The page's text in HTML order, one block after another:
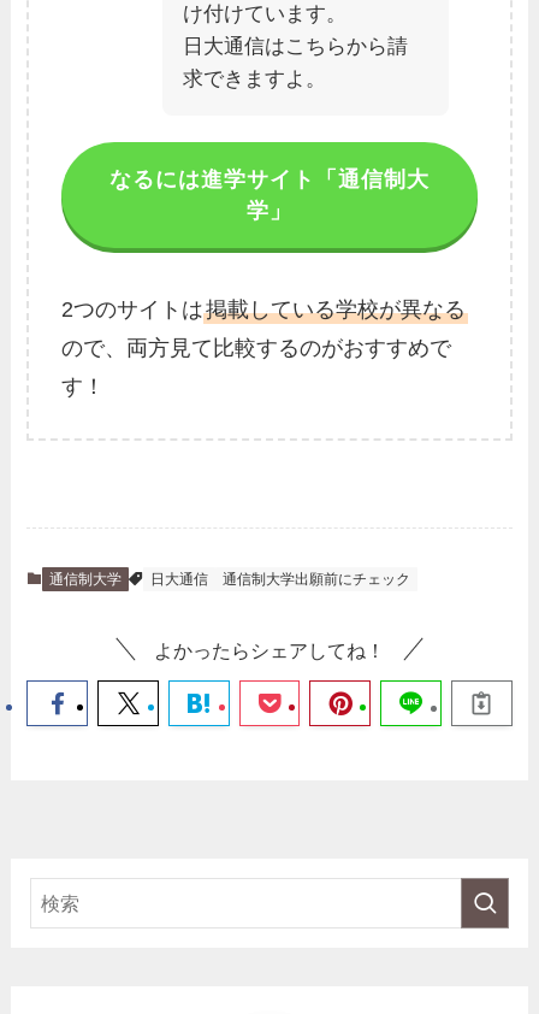
け付けています。
日大通信はこちらから請
求できますよ。
なるには進学サイト「通信制大
学」
2つのサイトは掲載している学校が異なる
ので、両方見て比較するのがおすすめで
す！
通信制大学 日大通信 通信制大学出願前にチェック
よかったらシェアしてね！